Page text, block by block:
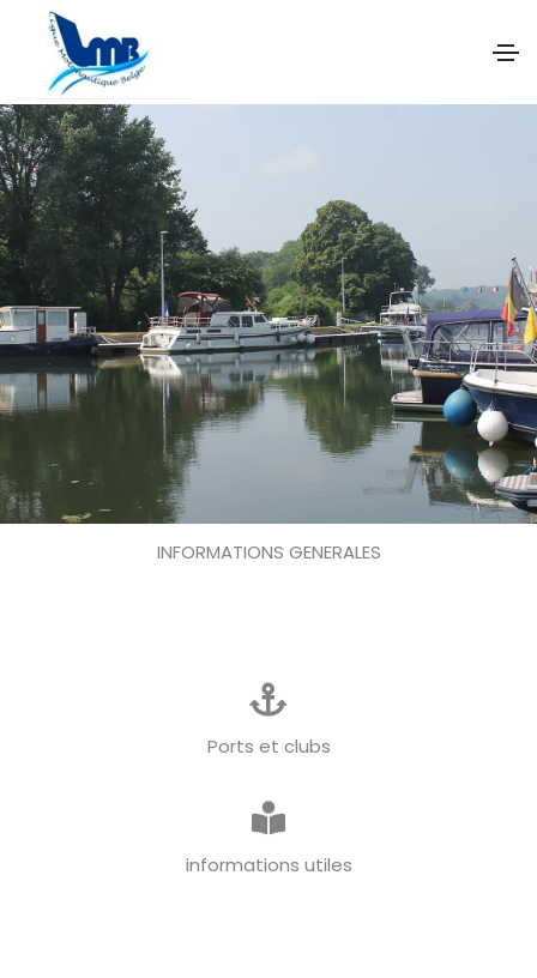
INFORMATIONS GENERALES
Ports et clubs
informations utiles